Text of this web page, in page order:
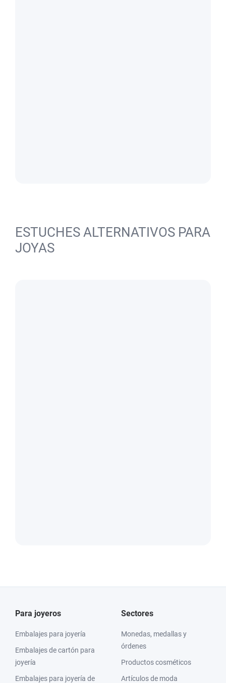
ESTUCHES ALTERNATIVOS PARA
JOYAS
Para joyeros
Embalajes para joyería
Embalajes de cartón para
joyería
Embalajes para joyería de
Sectores
Monedas, medallas y
órdenes
Productos cosméticos
Artículos de moda